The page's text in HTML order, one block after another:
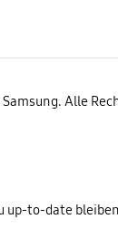
Alle
up-to-date